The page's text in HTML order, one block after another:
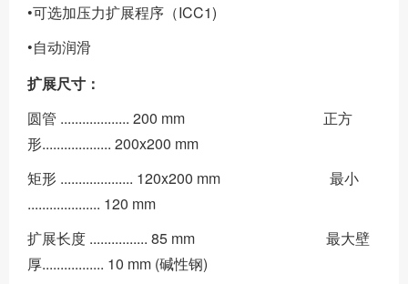
•可选加压力扩展程序（ICC1)
•自动润滑
扩展尺寸：
圆管 ................... 200 mm 正方
形................... 200x200 mm
矩形 .................... 120x200 mm 最小
.................... 120 mm
扩展长度 ................ 85 mm 最大壁
厚................. 10 mm (碱性钢)